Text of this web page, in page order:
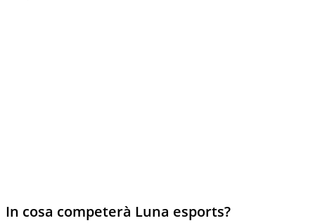
In cosa competerà Luna esports?